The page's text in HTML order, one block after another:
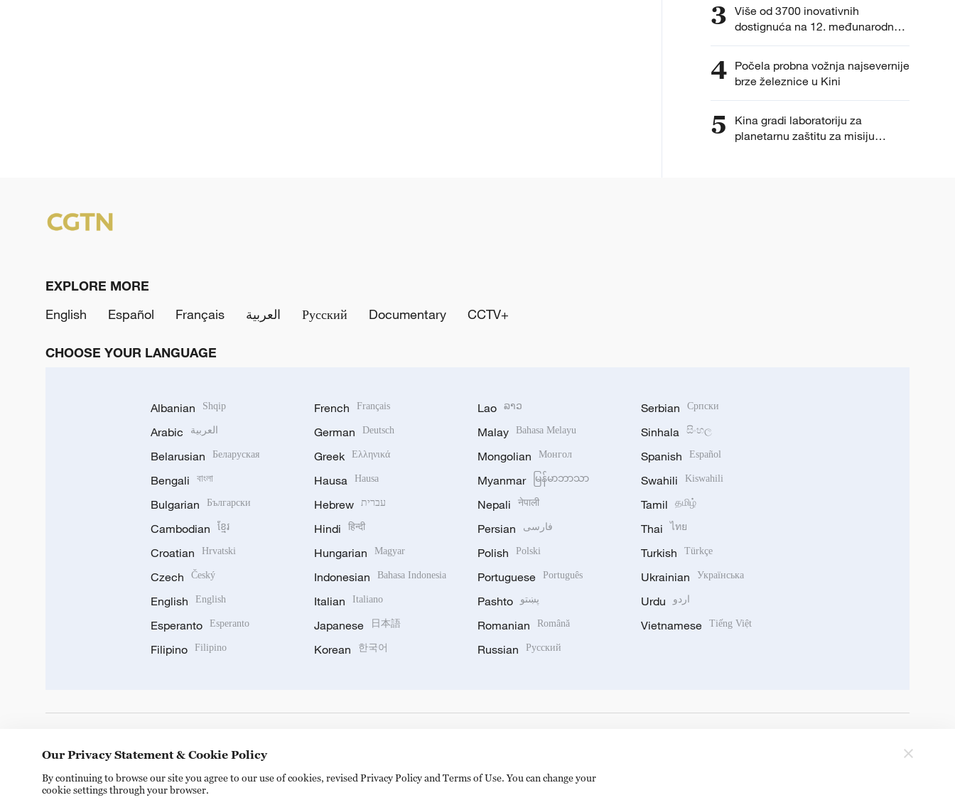
3 Više od 3700 inovativnih
dostignuća na 12. međunarodnoj
izložbi izuma
4 Počela probna vožnja najsevernije
brze železnice u Kini
5
Kina gradi laboratoriju za
planetarnu zaštitu za misiju
EXPLORE MORE
English
Español Français العربية Русский Documentary CCTV+
CHOOSE YOUR LANGUAGE
Albanian Shqip
Arabic العربية
Belarusian Беларуская
Bengali বাংলা
Bulgarian Български
Cambodian ខ្មែរ
Croatian Hrvatski
Czech Český
English English
Esperanto Esperanto
Filipino Filipino
French Français
German Deutsch
Greek Ελληνικά
Hausa Hausa
Hebrew עברית
Hindi हिन्दी
Hungarian Magyar
Indonesian Bahasa Indonesia
Italian Italiano
Japanese 日本語
Korean 한국어
Lao ລາວ
Malay Bahasa Melayu
Mongolian Монгол
Myanmar မြန်မာဘာသာ
Nepali नेपाली
Persian فارسی
Polish Polski
Portuguese Português
Pashto پښتو
Romanian Română
Russian Русский
Serbian Српски
Sinhala සිංහල
Spanish Español
Swahili Kiswahili
Tamil தமிழ்
Thai ไทย
Turkish Türkçe
Ukrainian Українська
Urdu اردو
Vietnamese Tiếng Việt
Our Privacy Statement & Cookie Policy
By continuing to browse our site you agree to our use of cookies, revised Privacy Policy and Terms of Use. You can change your
cookie settings through your browser.